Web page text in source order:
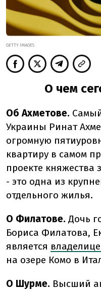
GETTY IMAGES
О чем
Об Ахметове.
Украины Ринат
огромную
квартиру в самом
проекте княжества
- это одна из
отдельного жилья.
О Филатове. Дочь
Бориса Филатова,
является
на озере Комо в
О Шурме. Высший